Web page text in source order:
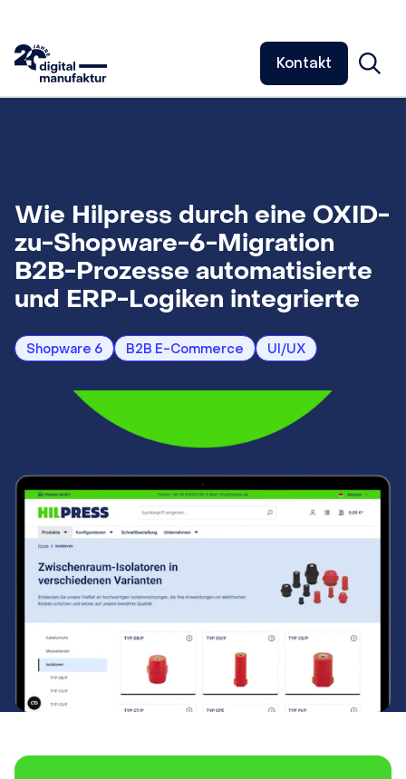
Kontakt
Wie Hilpress durch eine OXID-
zu-Shopware-6-Migration
B2B-Prozesse automatisierte
und ERP-Logiken integrierte
Shopware 6 B2B E-Commerce UI/UX